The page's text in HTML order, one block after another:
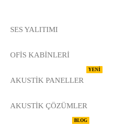
SES YALITIMI
OFİS KABİNLERİ
AKUSTİK PANELLER
YENİ
AKUSTIK ÇÖZÜMLER
BLOG